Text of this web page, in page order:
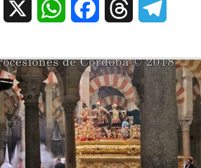
WhatsAppFacebookThreads